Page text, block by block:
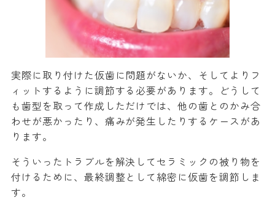
実際に取り付けた仮歯に問題がないか、そしてよりフ
ィットするように調節する必要があります。どうして
も歯型を取って作成しただけでは、他の歯とのかみ合
わせが悪かったり、痛みが発生したりするケースがあ
ります。
そういったトラブルを解決してセラミックの被り物を
付けるために、最終調整として綿密に仮歯を調節しま
す。